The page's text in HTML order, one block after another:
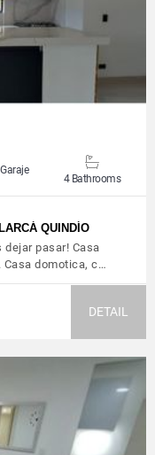
4 Bathrooms
QUINDÍO
dejar pasar! Casa
Casa domotica, c…
DETAIL